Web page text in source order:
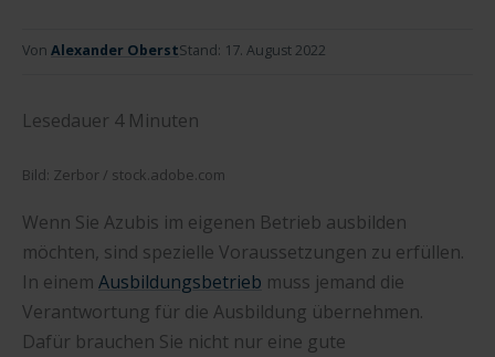
Von Alexander OberstStand: 17. August 2022
Lesedauer 4 Minuten
Bild: Zerbor / stock.adobe.com
Wenn Sie Azubis im eigenen Betrieb ausbilden
möchten, sind spezielle Voraussetzungen zu erfüllen.
In einem Ausbildungsbetrieb muss jemand die
Verantwortung für die Ausbildung übernehmen.
Dafür brauchen Sie nicht nur eine gute